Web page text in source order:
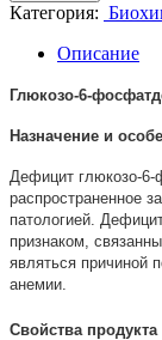
Категория:
Описание
Глюкозо-6-
Назначение и
Дефицит глюкозо-
распространенное
патологией.
признаком,
являться причиной
анемии.
Свойства продукта